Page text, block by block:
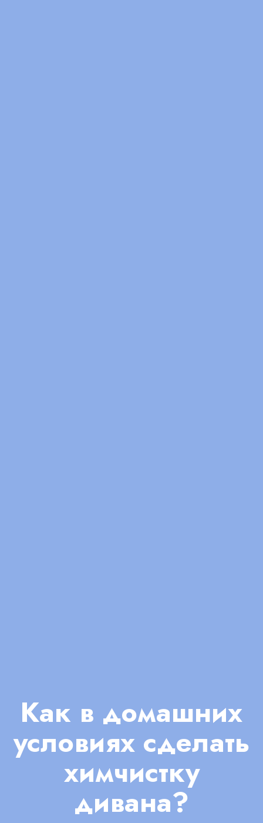
Как в домашних
условиях сделать
химчистку
дивана?